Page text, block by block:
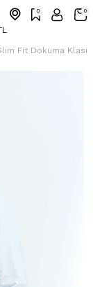
0 0
Fit Dokuma